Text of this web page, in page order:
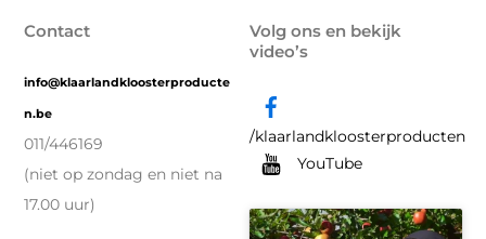
Contact
info@klaarlandkloosterproducte
n.be
011/446169
(niet op zondag en niet na
17.00 uur)
Volg ons en bekijk
video’s
/klaarlandkloosterproducten
YouTube